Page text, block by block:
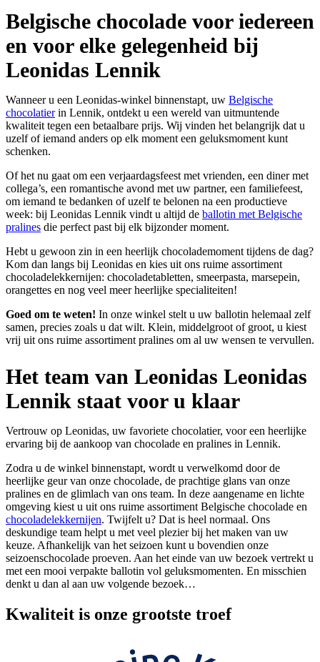
Belgische chocolade voor iedereen
en voor elke gelegenheid bij
Leonidas Lennik
Wanneer u een Leonidas-winkel binnenstapt, uw Belgische
chocolatierin Lennik, ontdekt u een wereld van uitmuntende
kwaliteit tegen een betaalbare prijs. Wij vinden het belangrijk dat u
uzelf of iemand anders op elk moment een geluksmoment kunt
schenken.
Of het nu gaat om een verjaardagsfeest met vrienden, een diner met
collega’s, een romantische avond met uw partner, een familiefeest,
om iemand te bedanken of uzelf te belonen na een productieve
week: bij Leonidas Lennik vindt u altijd de ballotin met Belgische
pralines die perfect past bij elk bijzonder moment.
Hebt u gewoon zin in een heerlijk chocolademoment tijdens de dag?
Kom dan langs bij Leonidas en kies uit ons ruime assortiment
chocoladelekkernijen: chocoladetabletten, smeerpasta, marsepein,
orangettes en nog veel meer heerlijke specialiteiten!
Goed om te weten! In onze winkel stelt u uw ballotin helemaal zelf
samen, precies zoals u dat wilt. Klein, middelgroot of groot, u kiest
vrij uit ons ruime assortiment pralines om al uw wensen te vervullen.
Het team van Leonidas Leonidas
Lennik staat voor u klaar
Vertrouw op Leonidas, uw favoriete chocolatier, voor een heerlijke
ervaring bij de aankoop van chocolade en pralines in Lennik.
Zodra u de winkel binnenstapt, wordt u verwelkomd door de
heerlijke geur van onze chocolade, de prachtige glans van onze
pralines en de glimlach van ons team. In deze aangename en lichte
omgeving kiest u uit ons ruime assortiment Belgische chocolade en
chocoladelekkernijen. Twijfelt u? Dat is heel normaal. Ons
deskundige team helpt u met veel plezier bij het maken van uw
keuze. Afhankelijk van het seizoen kunt u bovendien onze
seizoenschocolade proeven. Aan het einde van uw bezoek vertrekt u
met een mooi verpakte ballotin vol geluksmomenten. En misschien
denkt u dan al aan uw volgende bezoek…
Kwaliteit is onze grootste troef